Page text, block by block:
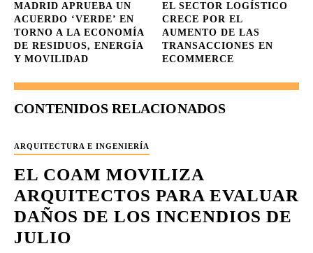
MADRID APRUEBA UN
ACUERDO ‘VERDE’ EN
TORNO A LA ECONOMÍA
DE RESIDUOS, ENERGÍA
Y MOVILIDAD
EL SECTOR LOGÍSTICO
CRECE POR EL
AUMENTO DE LAS
TRANSACCIONES EN
ECOMMERCE
CONTENIDOS RELACIONADOS
ARQUITECTURA E INGENIERÍA
EL COAM MOVILIZA
ARQUITECTOS PARA EVALUAR
DAÑOS DE LOS INCENDIOS DE
JULIO